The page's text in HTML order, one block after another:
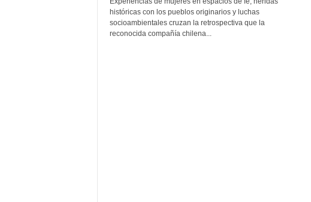
históricas con los pueblos originarios y luchas
socioambientales cruzan la retrospectiva que la
reconocida compañía chilena...